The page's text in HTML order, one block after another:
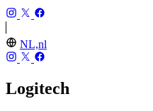
NL,nl
Logitech